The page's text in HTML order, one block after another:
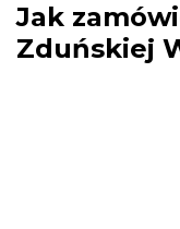
Jak
Zduńskiej